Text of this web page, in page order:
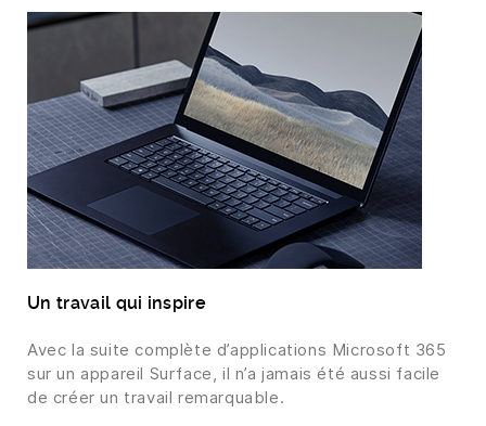
Un travail qui inspire
Avec la suite complète d’applications Microsoft 365
sur un appareil Surface, il n’a jamais été aussi facile
de créer un travail remarquable.